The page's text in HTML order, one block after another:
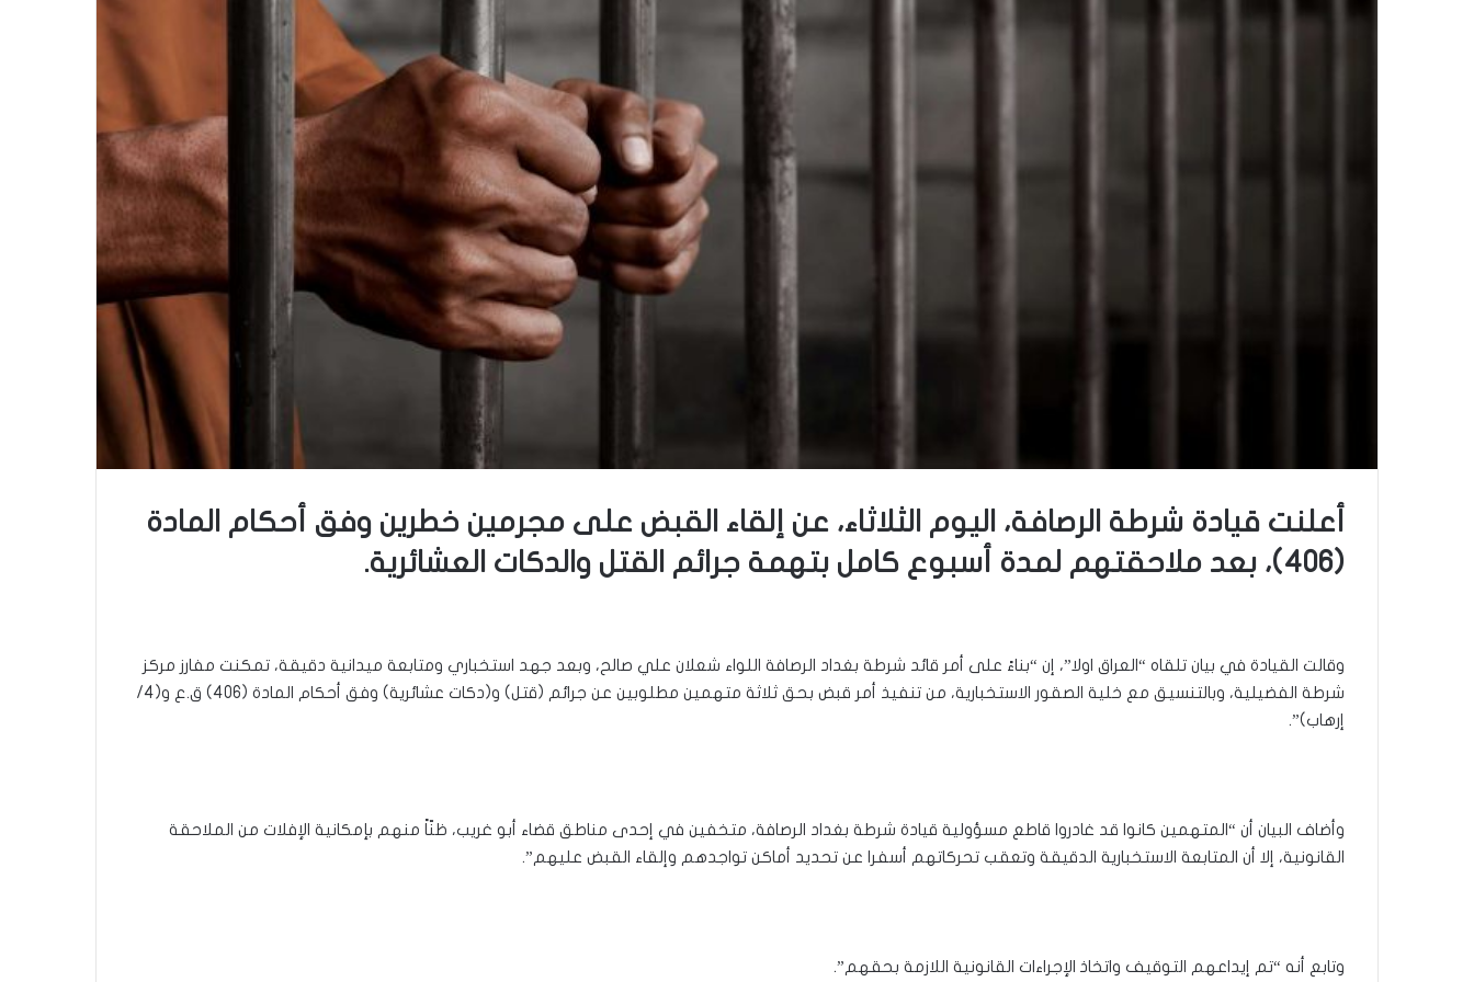
أعلنت قيادة شرطة الرصافة، اليوم الثلاثاء، عن إلقاء القبض على مجرمين خطرين وفق أحكام المادة
(406)، بعد ملاحقتهم لمدة أسبوع كامل بتهمة جرائم القتل والدكات العشائرية.
وقالت القيادة في بيان تلقاه “العراق اولا”، إن “بناءً على أمر قائد شرطة بغداد الرصافة اللواء شعلان علي صالح، وبعد جهد استخباري ومتابعة ميدانية دقيقة، تمكنت مفارز مركز
شرطة الفضيلية، وبالتنسيق مع خلية الصقور الاستخبارية، من تنفيذ أمر قبض بحق ثلاثة متهمين مطلوبين عن جرائم (قتل) و(دكات عشائرية) وفق أحكام المادة (406) ق.ع و(4/
إرهاب)”.
وأضاف البيان أن “المتهمين كانوا قد غادروا قاطع مسؤولية قيادة شرطة بغداد الرصافة، متخفين في إحدى مناطق قضاء أبو غريب، ظنّاً منهم بإمكانية الإفلات من الملاحقة
القانونية، إلا أن المتابعة الاستخبارية الدقيقة وتعقب تحركاتهم أسفرا عن تحديد أماكن تواجدهم وإلقاء القبض عليهم”.
وتابع أنه “تم إيداعهم التوقيف واتخاذ الإجراءات القانونية اللازمة بحقهم”.